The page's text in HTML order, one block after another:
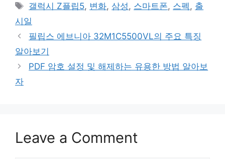
Tags
갤럭시 Z플립5, 변화, 삼성 , 스마트폰, 스펙 , 출
시일
필립스 에브니아 32M1C5500VL의 주요 특징
알아보기
PDF 암호 설정 및 해제하는 유용한 방법 알아보
자
Leave a Comment